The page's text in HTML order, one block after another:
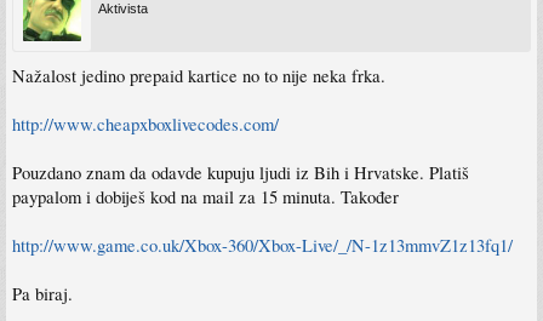
Aktivista
Nažalost jedino prepaid kartice no to nije neka frka.
http://www.cheapxboxlivecodes.com/
Pouzdano znam da odavde kupuju ljudi iz Bih i Hrvatske. Platiš
paypalom i dobiješ kod na mail za 15 minuta. Također
http://www.game.co.uk/Xbox-360/Xbox-Live/_/N-1z13mmvZ1z13fq1/
Pa biraj.